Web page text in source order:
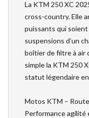
La KTM 250 XC
cross-country. Elle
puissants qui
suspensions d’un
boîtier de filtre à air
simple la KTM 250
statut légendaire
Motos KTM –
Performance agilité